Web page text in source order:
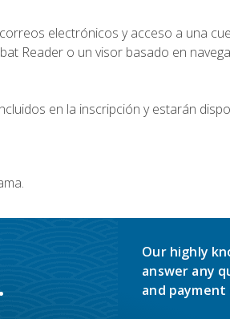
electrónicos y acceso a una
Reader o un visor basado en
en la inscripción y estarán
Our highly
answer any
and